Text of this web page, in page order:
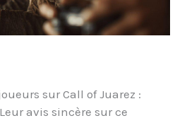
sur Call of Juarez :
avis sincère sur ce